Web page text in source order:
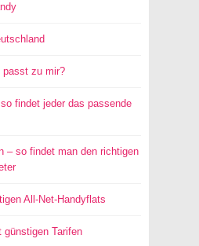
passt zu mir?
findet jeder das passende
– so findet man den richtigen
All-Net-Handyflats
günstigen Tarifen